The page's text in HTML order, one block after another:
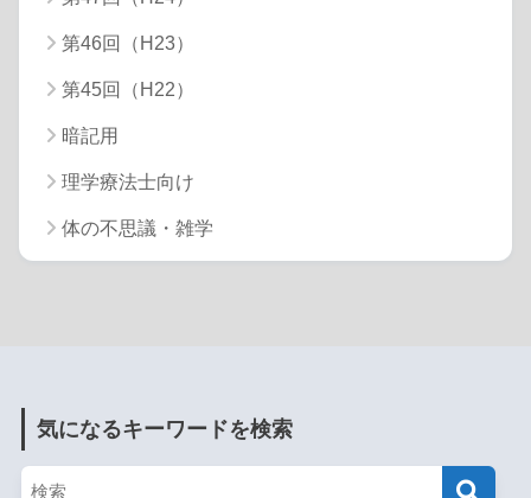
第46回（H23）
第45回（H22）
暗記用
理学療法士向け
体の不思議・雑学
気になるキーワードを検索